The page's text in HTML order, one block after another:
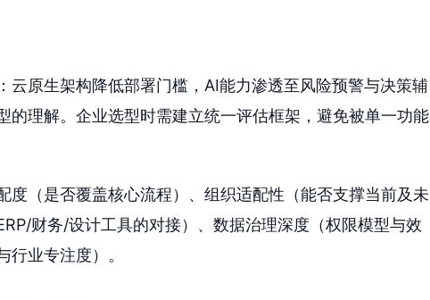
云原生架构降低部署门槛，AI能力渗透至风险预警与决策辅
的理解。企业选型时需建立统一评估框架，避免被单一功能
度（是否覆盖核心流程）、组织适配性（能否支撑当前及未
财务/设计工具的对接）、数据治理深度（权限模型与效
业专注度）。